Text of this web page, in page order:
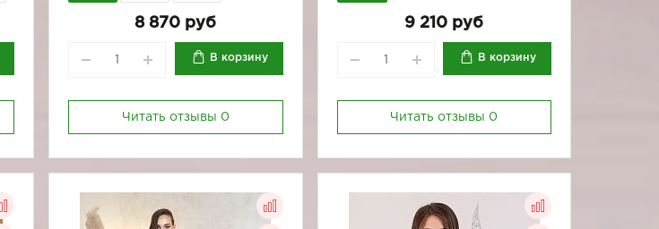
8 870 руб
В корзину
Читать отзывы 0
9 210 руб
В корзину
Читать отзывы 0